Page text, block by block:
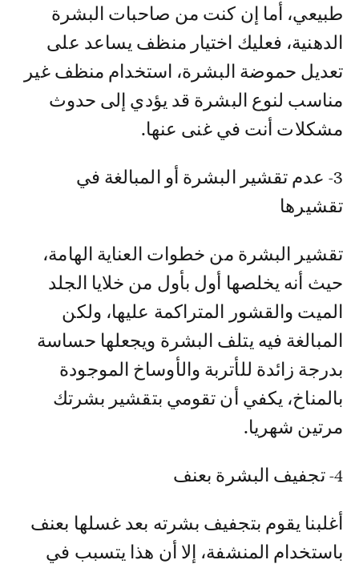
طبيعي، أما إن كنت من صاحبات البشرة
الدهنية، فعليك اختيار منظف يساعد على
تعديل حموضة البشرة، استخدام منظف غير
مناسب لنوع البشرة قد يؤدي إلى حدوث
مشكلات أنت في غنى عنها.
3- عدم تقشير البشرة أو المبالغة في
تقشيرها
تقشير البشرة من خطوات العناية الهامة،
حيث أنه يخلصها أول بأول من خلايا الجلد
الميت والقشور المتراكمة عليها، ولكن
المبالغة فيه يتلف البشرة ويجعلها حساسة
بدرجة زائدة للأتربة والأوساخ الموجودة
بالمناخ، يكفي أن تقومي بتقشير بشرتك
مرتين شهريا.
4- تجفيف البشرة بعنف
أغلبنا يقوم بتجفيف بشرته بعد غسلها بعنف
باستخدام المنشفة، إلا أن هذا يتسبب في